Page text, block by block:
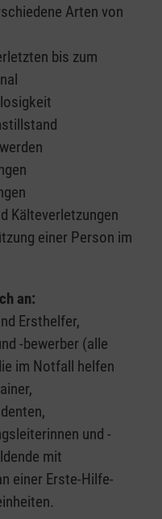
Arten von
bis zum
Kälteverletzungen
einer Person im
an:
Ersthelfer,
-bewerber (alle
im Notfall helfen
und -
mit
einer Erste-Hilfe-